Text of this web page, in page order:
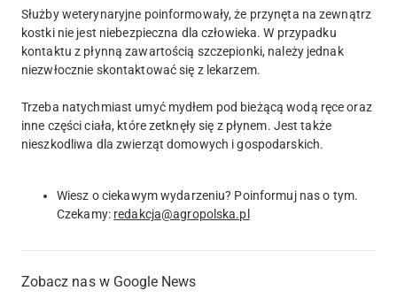
Służby weterynaryjne poinformowały, że przynęta na zewnątrz
kostki nie jest niebezpieczna dla człowieka. W przypadku
kontaktu z płynną zawartością szczepionki, należy jednak
niezwłocznie skontaktować się z lekarzem.
Trzeba natychmiast umyć mydłem pod bieżącą wodą ręce oraz
inne części ciała, które zetknęły się z płynem. Jest także
nieszkodliwa dla zwierząt domowych i gospodarskich.
Wiesz o ciekawym wydarzeniu? Poinformuj nas o tym.
Czekamy: redakcja@agropolska.pl
Zobacz nas w Google News